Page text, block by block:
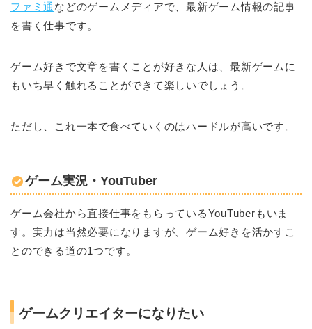
ファミ通 などのゲームメディアで、最新ゲーム情報の記事
を書く仕事です。
ゲーム好きで文章を書くことが好きな人は、最新ゲームに
もいち早く触れることができて楽しいでしょう。
ただし、これ一本で食べていくのはハードルが高いです。
ゲーム実況・YouTuber
ゲーム会社から直接仕事をもらっているYouTuberもいま
す。実力は当然必要になりますが、ゲーム好きを活かすこ
とのできる道の1つです。
ゲームクリエイターになりたい